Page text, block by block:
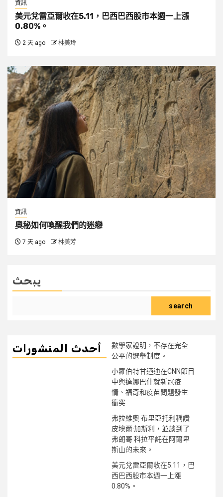
資訊
美元兌雷亞爾收在5.11，巴西巴西股市本週一上漲
0.80%。
2 天 ago 林美玲
資訊
奧秘如何喚醒我們的迷戀
7 天 ago 林美芳
يبحث
search
أحدث المنشورات
數學家證明，不存在完全
公平的選舉制度。
小羅伯特甘迺迪在CNN節目
中與達娜巴什就新冠疫
情、福奇和疫苗問題發生
衝突
弗拉維奧·布里亞托利稱讚
皮埃爾·加斯利，並談到了
弗朗哥·科拉平託在阿爾卑
斯山的未來。
美元兌雷亞爾收在5.11，巴
西巴西股市本週一上漲
0.80%。